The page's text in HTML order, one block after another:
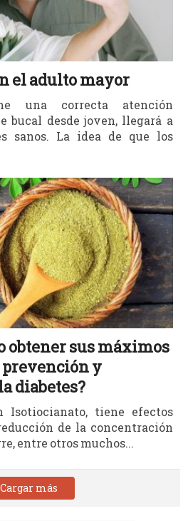
el adulto mayor
una correcta atención
bucal desde joven, llegará a
sanos. La idea de que los
obtener sus máximos
prevención y
diabetes?
tiene efectos
de la concentración
entre otros muchos...
Cargar más